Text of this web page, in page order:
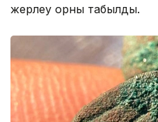
жерлеу орны табылды.